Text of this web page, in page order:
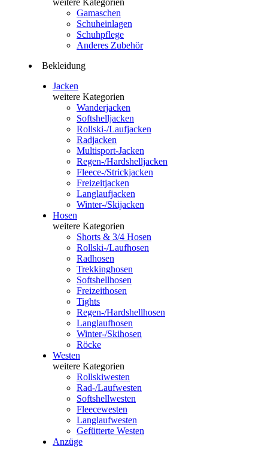
weitere Kategorien
Gamaschen
Schuheinlagen
Schuhpflege
Anderes Zubehör
Bekleidung
Jacken
weitere Kategorien
Wanderjacken
Softshelljacken
Rollski-/Laufjacken
Radjacken
Multisport-Jacken
Regen-/Hardshelljacken
Fleece-/Strickjacken
Freizeitjacken
Langlaufjacken
Winter-/Skijacken
Hosen
weitere Kategorien
Shorts & 3/4 Hosen
Rollski-/Laufhosen
Radhosen
Trekkinghosen
Softshellhosen
Freizeithosen
Tights
Regen-/Hardshellhosen
Langlaufhosen
Winter-/Skihosen
Röcke
Westen
weitere Kategorien
Rollskiwesten
Rad-/Laufwesten
Softshellwesten
Fleecewesten
Langlaufwesten
Gefütterte Westen
Anzüge